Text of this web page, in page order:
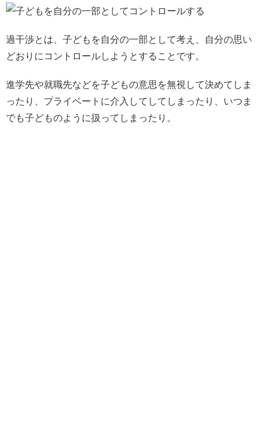
過干渉とは、子どもを自分の一部として考え、自分の思い
どおりにコントロールしようとすることです。
進学先や就職先などを子どもの意思を無視して決めてしま
ったり、プライベートに介入してしてしまったり、いつま
でも子どものように扱ってしまったり。